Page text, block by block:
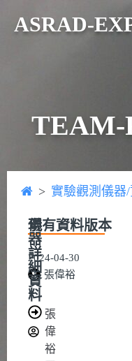
ASRAD-
TEAM-
現有資料版本
2024-04-30
張偉裕
儀
器
詳
細
資
料
張
偉
裕
> 實驗觀測儀器